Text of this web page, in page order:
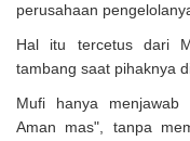
perusahaan
Hal itu tercetus dari
tambang saat pihaknya
Mufi hanya menjawab
Aman mas", tanpa